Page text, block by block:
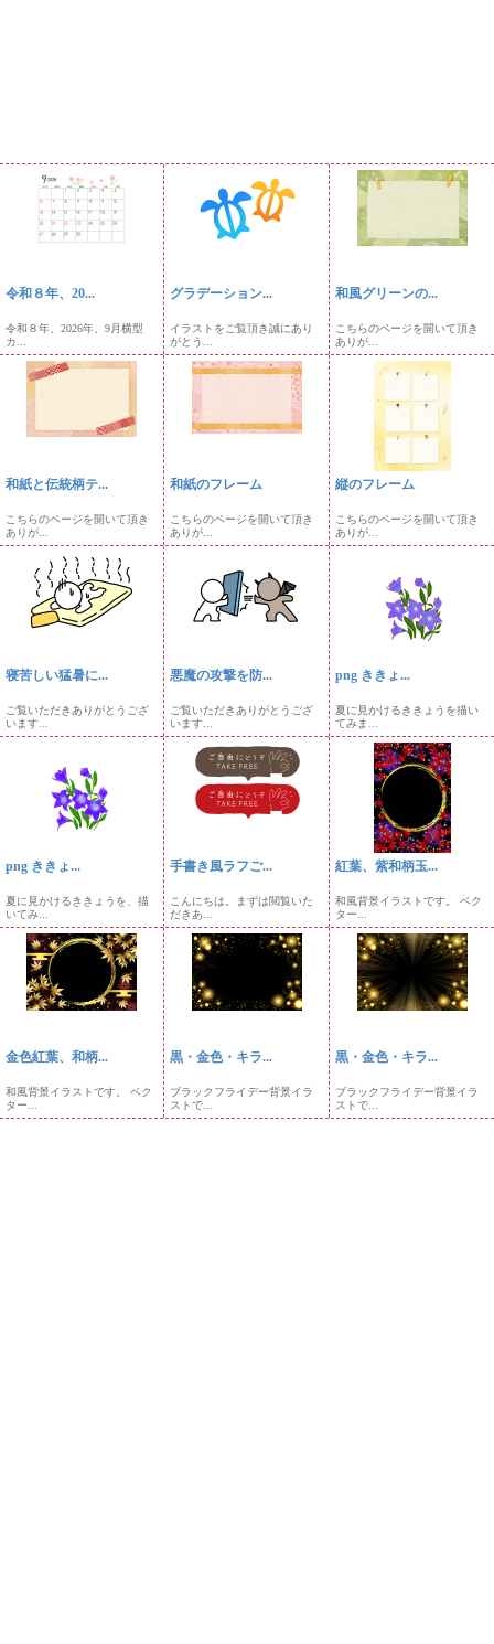
令和８年、20...
令和８年、2026年、9月横型
カ...
グラデーション...
イラストをご覧頂き誠にあり
がとう...
和風グリーンの...
こちらのページを開いて頂き
ありが...
和紙と伝統柄テ...
こちらのページを開いて頂き
ありが...
和紙のフレーム
こちらのページを開いて頂き
ありが...
縦のフレーム
こちらのページを開いて頂き
ありが...
寝苦しい猛暑に...
ご覧いただきありがとうござ
います...
悪魔の攻撃を防...
ご覧いただきありがとうござ
います...
png ききょ...
夏に見かけるききょうを描い
てみま...
png ききょ...
夏に見かけるききょうを、描
いてみ...
手書き風ラフご...
こんにちは。まずは閲覧いた
だきあ...
紅葉、紫和柄玉...
和風背景イラストです。 ベク
ター...
金色紅葉、和柄...
和風背景イラストです。 ベク
ター...
黒・金色・キラ...
ブラックフライデー背景イラ
ストで...
黒・金色・キラ...
ブラックフライデー背景イラ
ストで...